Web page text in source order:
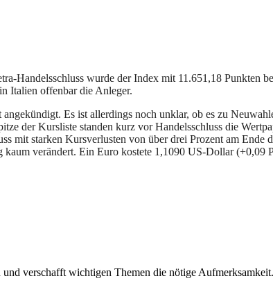
Handelsschluss wurde der Index mit 11.651,18 Punkten
Italien offenbar die Anleger.
Es ist allerdings noch unklar, ob es zu
der Kursliste standen kurz vor Handelsschluss die
mit starken Kursverlusten von über drei Prozent am
verändert. Ein Euro kostete 1,1090 US-Dollar (+0,09
verschafft wichtigen Themen die nötige